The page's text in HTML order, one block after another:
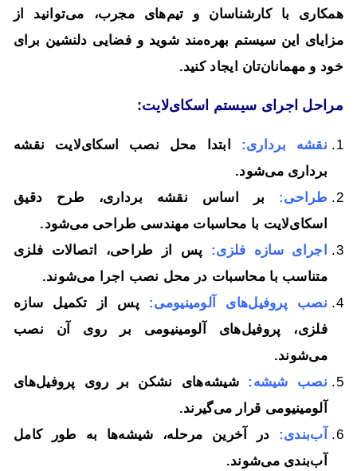
همکاری با کارشناسان و تیم‌های مجرب، می‌توانید از
مزایای این سیستم بهره‌مند شوید و فضایی دلنشین برای
خود و مهمانان‌تان ایجاد کنید.
مراحل اجرای سیستم اسکاى‌لایت:
نقشه برداری: ابتدا محل نصب اسکاى‌لایت نقشه
برداری می‌شود.
طراحی: بر اساس نقشه برداری، طرح دقیق
اسکاى‌لایت با محاسبات مهندسی طراحی می‌شود.
اجرای سازه فلزی: پس از طراحی، اتصالات فلزی
متناسب با محاسبات در محل نصب اجرا می‌شوند.
نصب پروفیل‌های آلومینیومی: پس از تکمیل سازه
فلزی، پروفیل‌های آلومینیومی بر روی آن نصب
می‌شوند.
نصب شیشه: شیشه‌های نشکن بر روی پروفیل‌های
آلومینیومی قرار می‌گیرند.
آب‌بندی: در آخرین مرحله، شیشه‌ها به طور کامل
آب‌بندی می‌شوند.